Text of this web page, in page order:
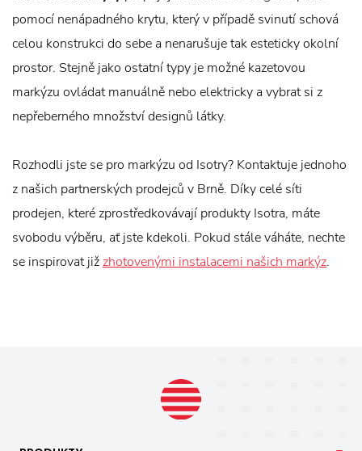
pomocí nenápadného krytu, který v případě svinutí schová
celou konstrukci do sebe a nenarušuje tak esteticky okolní
prostor. Stejně jako ostatní typy je možné kazetovou
markýzu ovládat manuálně nebo elektricky a vybrat si z
nepřeberného množství designů látky.
Rozhodli jste se pro markýzu od Isotry? Kontaktuje jednoho
z našich partnerských prodejců v Brně. Díky celé síti
prodejen, které zprostředkovávají produkty Isotra, máte
svobodu výběru, ať jste kdekoli. Pokud stále váháte, nechte
se inspirovat již zhotovenými instalacemi našich markýz.